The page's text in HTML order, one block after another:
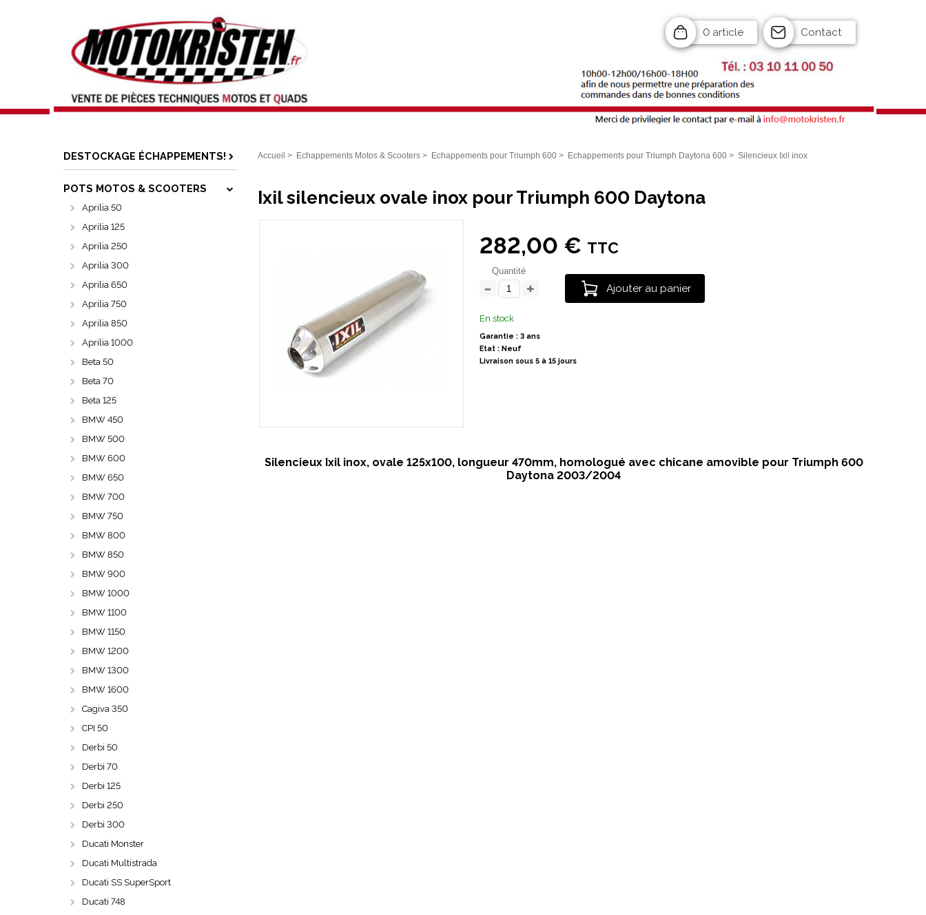
0 article Contact
DESTOCKAGE ÉCHAPPEMENTS!
POTS MOTOS & SCOOTERS
Aprilia 50
Aprilia 125
Aprilia 250
Aprilia 300
Aprilia 650
Aprilia 750
Aprilia 850
Aprilia 1000
Beta 50
Beta 70
Beta 125
BMW 450
BMW 500
BMW 600
BMW 650
BMW 700
BMW 750
BMW 800
BMW 850
BMW 900
BMW 1000
BMW 1100
BMW 1150
BMW 1200
BMW 1300
BMW 1600
Cagiva 350
CPI 50
Derbi 50
Derbi 70
Derbi 125
Derbi 250
Derbi 300
Ducati Monster
Ducati Multistrada
Ducati SS SuperSport
Ducati 748
Accueil > Echappements Motos & Scooters > Echappements pour Triumph 600 > Echappements pour Triumph Daytona 600 > Silencieux Ixil inox
Ixil silencieux ovale inox pour Triumph 600 Daytona
282,00 € TTC
Quantité
Ajouter au panier
En stock
Garantie : 3 ans
Etat : Neuf
Livraison sous 5 à 15 jours
Silencieux Ixil inox, ovale 125x100, longueur 470mm, homologué avec chicane amovible pour Triumph 600
Daytona 2003/2004